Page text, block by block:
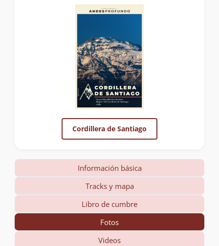
Cordillera de Santiago
Información básica
Tracks y mapa
Libro de cumbre
Fotos
Videos